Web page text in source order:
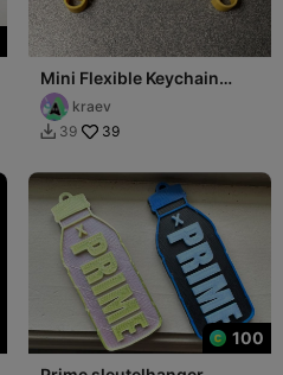
Mini Flexible Keychain
Holderkraev
 39 39
100